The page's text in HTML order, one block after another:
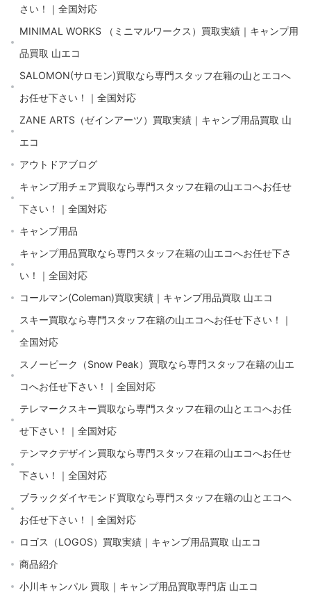
さい！｜全国対応
MINIMAL WORKS （ミニマルワークス）買取実績｜キャンプ用
品買取 山エコ
SALOMON(サロモン)買取なら専門スタッフ在籍の山とエコへ
お任せ下さい！｜全国対応
ZANE ARTS（ゼインアーツ）買取実績｜キャンプ用品買取 山
エコ
アウトドアブログ
キャンプ用チェア買取なら専門スタッフ在籍の山エコへお任せ
下さい！｜全国対応
キャンプ用品
キャンプ用品買取なら専門スタッフ在籍の山エコへお任せ下さ
い！｜全国対応
コールマン(Coleman)買取実績｜キャンプ用品買取 山エコ
スキー買取なら専門スタッフ在籍の山エコへお任せ下さい！｜
全国対応
スノーピーク（Snow Peak）買取なら専門スタッフ在籍の山エ
コへお任せ下さい！｜全国対応
テレマークスキー買取なら専門スタッフ在籍の山とエコへお任
せ下さい！｜全国対応
テンマクデザイン買取なら専門スタッフ在籍の山エコへお任せ
下さい！｜全国対応
ブラックダイヤモンド買取なら専門スタッフ在籍の山とエコへ
お任せ下さい！｜全国対応
ロゴス（LOGOS）買取実績｜キャンプ用品買取 山エコ
商品紹介
小川キャンパル 買取｜キャンプ用品買取専門店 山エコ